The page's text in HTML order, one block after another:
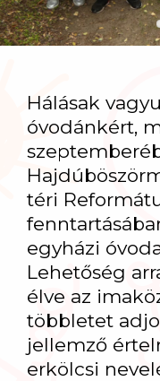
Hálásak
óvodánkért,
téri
egyházi
Lehetőség
élve az
többletet
jellemző
erkölcsi